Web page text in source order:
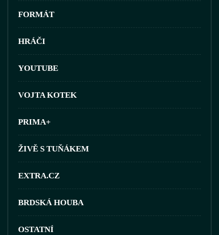
FORMÁT
HRÁČI
YOUTUBE
VOJTA KOTEK
PRIMA+
ŽIVĚ S TUŇÁKEM
EXTRA.CZ
BRDSKÁ HOUBA
OSTATNÍ